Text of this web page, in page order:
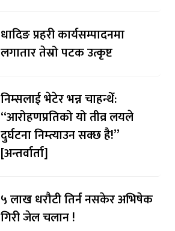
धादिङ प्रहरी कार्यसम्पादनमा
लगातार तेस्रो पटक उत्कृष्ट
निम्सलाई भेटेर भन्न चाहन्थेँ:
“आरोहणप्रतिको यो तीव्र लयले
दुर्घटना निम्त्याउन सक्छ है!”
[अन्तर्वार्ता]
५ लाख धरौटी तिर्न नसकेर अभिषेक
गिरी जेल चलान !